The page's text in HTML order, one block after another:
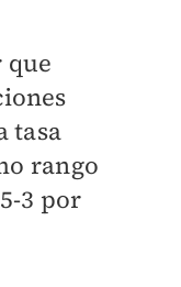
que
tasa
rango
3 por